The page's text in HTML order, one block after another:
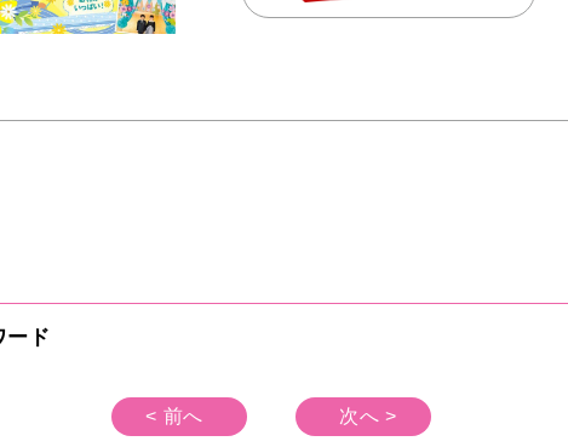
ド
< 前へ 次へ >